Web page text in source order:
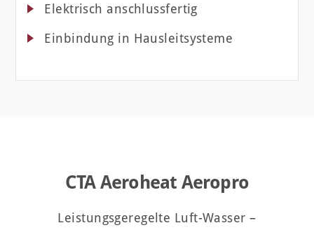
Elektrisch anschlussfertig
Einbindung in Hausleitsysteme
CTA Aeroheat Aeropro
Leistungsgeregelte Luft-Wasser –